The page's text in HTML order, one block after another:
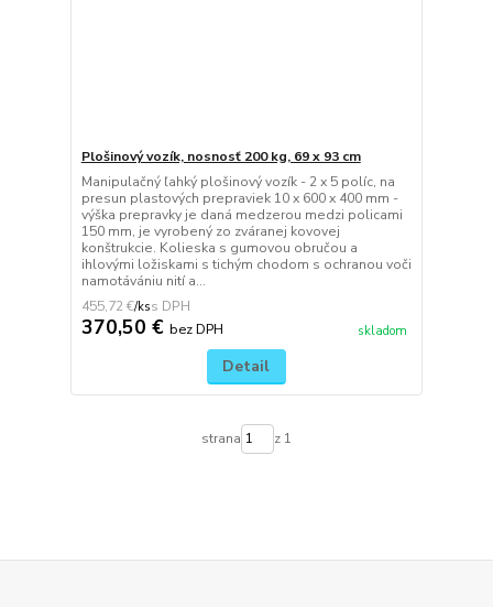
Plošinový vozík, nosnosť 200 kg, 69 x 93 cm
Manipulačný ľahký plošinový vozík - 2 x 5 políc, na
presun plastových prepraviek 10 x 600 x 400 mm -
výška prepravky je daná medzerou medzi policami
150 mm, je vyrobený zo zváranej kovovej
konštrukcie. Kolieska s gumovou obručou a
ihlovými ložiskami s tichým chodom s ochranou voči
namotávániu nití a...
455,72 €/ks
370,50 € bez DPH skladom
Detail
strana z 1